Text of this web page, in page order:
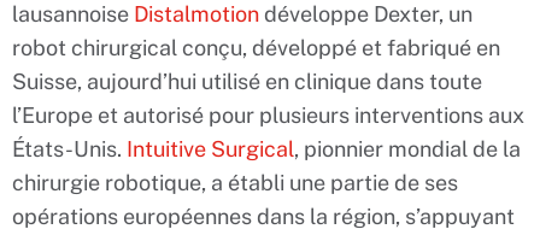
lausannoise Distalmotiondéveloppe Dexter, un
robot chirurgical conçu, développé et fabriqué en
Suisse, aujourd’hui utilisé en clinique dans toute
l’Europe et autorisé pour plusieurs interventions aux
États-Unis. Intuitive Surgical, pionnier mondial de la
chirurgie robotique, a établi une partie de ses
opérations européennes dans la région, s’appuyant